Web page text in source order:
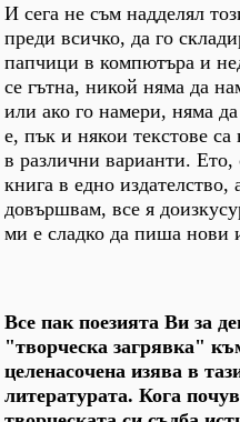
И сега не съм надделял
преди всичко, да го
папчици в компютъра и
се гътна, никой няма да
или ако го намери, няма да
е, пък и някои текстове са
в различни варианти. Ето,
книга в едно издателство,
довършвам, все я
ми е сладко да пиша нови
Все пак поезията Ви за
"творческа загрявка"
целенасочена изява в
литературата. Кога